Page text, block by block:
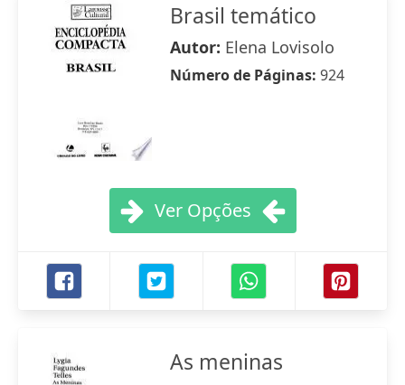
Brasil temático
Autor: Elena Lovisolo
Número de Páginas: 924
Ver Opções
As meninas